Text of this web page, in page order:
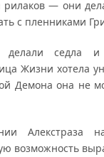
рилаков — они
с пленниками
седла и
Жизни хотела
Демона она не
Алекстраза
возможность